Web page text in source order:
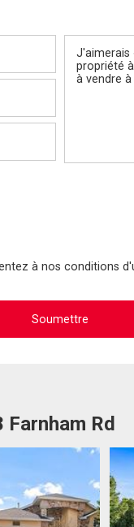
à nos conditions
Rd